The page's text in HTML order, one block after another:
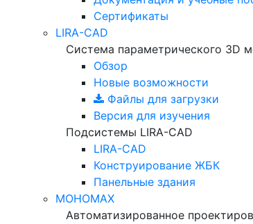
Сертификаты
LIRA-CAD
Система параметрического 3D
Обзор
Новые возможности
Файлы для загрузки
Версия для изучения
Подсистемы LIRA-CAD
LIRA-CAD
Конструирование ЖБК
Панельные здания
МОНОМАХ
Автоматизированное